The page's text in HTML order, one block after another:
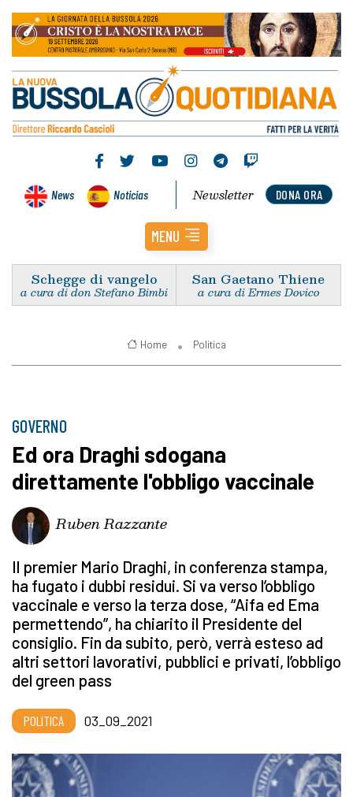
News Noticias DONA ORA
Newsletter
MENU
Schegge di vangelo
a cura di don Stefano Bimbi
San Gaetano Thiene
a cura di Ermes Dovico
Home Politica
GOVERNO
Ed ora Draghi sdogana
direttamente l'obbligo vaccinale
Ruben Razzante
Il premier Mario Draghi, in conferenza stampa,
ha fugato i dubbi residui. Si va verso l’obbligo
vaccinale e verso la terza dose, “Aifa ed Ema
permettendo”, ha chiarito il Presidente del
consiglio. Fin da subito, però, verrà esteso ad
altri settori lavorativi, pubblici e privati, l’obbligo
del green pass
POLITICA 03_09_2021